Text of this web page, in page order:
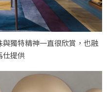
獨特精神一直很欣賞，也融
仕提供